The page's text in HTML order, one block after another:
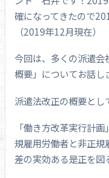
確になってきたので
（2019年12月現在）
今回は、多くの派遣会
概要」についてお話し
派遣法改正の概要とし
「働き方改革実行計
規雇用労働者と非正規
差の実効ある是正を図